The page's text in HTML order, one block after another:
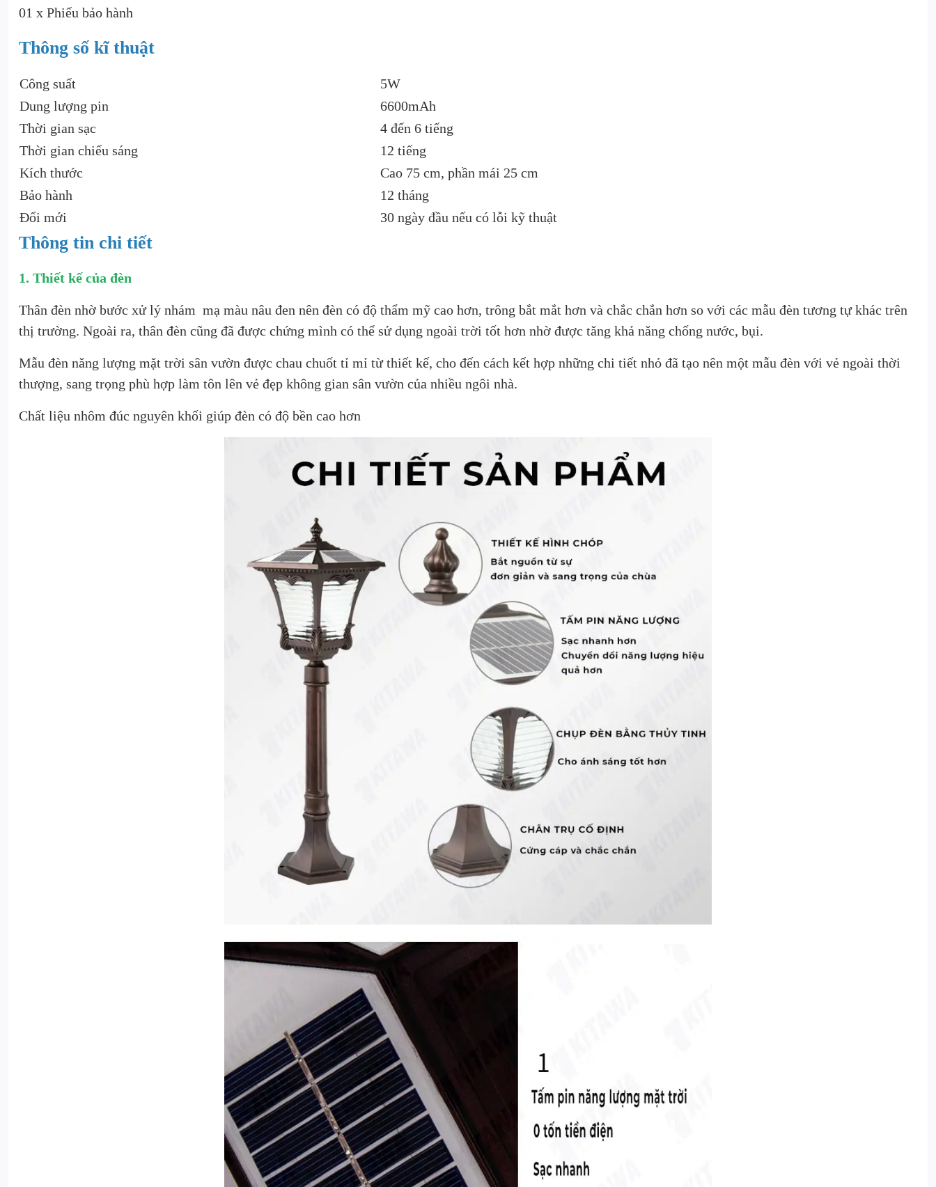
01 x Phiếu bảo hành
Thông số kĩ thuật
Công suất
5W
Dung lượng pin
6600mAh
Thời gian sạc
4 đến 6 tiếng
Thời gian chiếu sáng
12 tiếng
Kích thước
Cao 75 cm, phần mái 25 cm
Bảo hành
12 tháng
Đổi mới
30 ngày đầu nếu có lỗi kỹ thuật
Thông tin chi tiết
1. Thiết kế của đèn
Thân đèn nhờ bước xử lý nhám mạ màu nâu đen nên đèn có độ thẩm mỹ cao hơn, trông bắt mắt hơn và chắc chắn hơn so với các mẫu đèn tương tự khác trên
thị trường. Ngoài ra, thân đèn cũng đã được chứng mình có thể sử dụng ngoài trời tốt hơn nhờ được tăng khả năng chống nước, bụi.
Mẫu đèn năng lượng mặt trời sân vườn được chau chuốt tỉ mỉ từ thiết kế, cho đến cách kết hợp những chi tiết nhỏ đã tạo nên một mẫu đèn với vẻ ngoài thời
thượng, sang trọng phù hợp làm tôn lên vẻ đẹp không gian sân vườn của nhiều ngôi nhà.
Chất liệu nhôm đúc nguyên khối giúp đèn có độ bền cao hơn